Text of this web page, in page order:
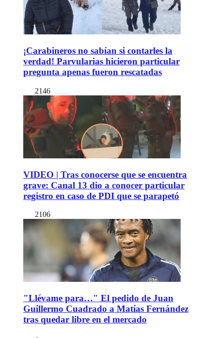
¡Carabineros no sabían si contarles la
verdad! Parvularias hicieron particular
pregunta apenas fueron rescatadas
2146
VIDEO | Tras conocerse que se encuentra
grave: Canal 13 dio a conocer particular
registro en caso de PDI que se parapetó
2106
"Llévame para…" El pedido de Juan
Guillermo Cuadrado a Matías Fernández
tras quedar libre en el mercado